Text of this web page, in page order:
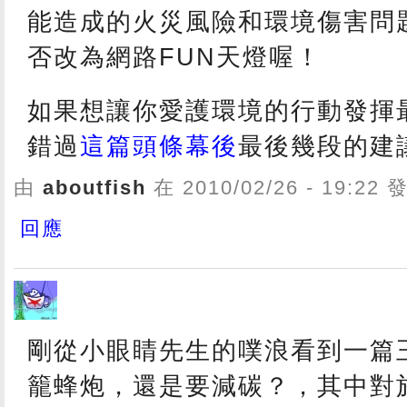
能造成的火災風險和環境傷害問
否改為網路FUN天燈喔！
如果想讓你愛護環境的行動發揮
錯過 這篇頭條幕後最後幾段的建
由 aboutfish 在 2010/02/26 - 19:22
回應
剛從小眼睛先生的噗浪看到一篇
籠蜂炮，還是要減碳？，其中對